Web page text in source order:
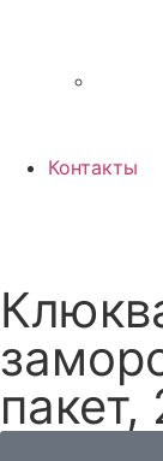
Контакты
пакет,